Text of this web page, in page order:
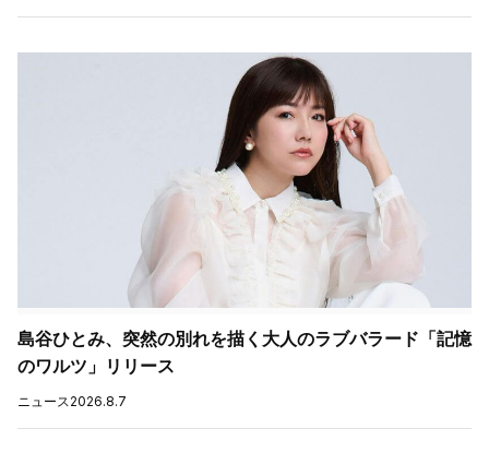
島谷ひとみ、突然の別れを描く大人のラブバラード「記憶
のワルツ」リリース
ニュース2026.8.7